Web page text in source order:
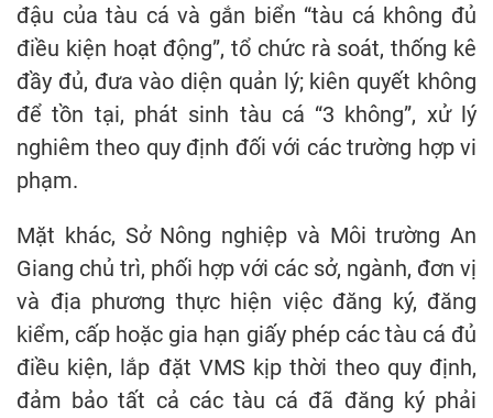
đậu của tàu cá và gắn biển “tàu cá không đủ
điều kiện hoạt động”, tổ chức rà soát, thống kê
đầy đủ, đưa vào diện quản lý; kiên quyết không
để tồn tại, phát sinh tàu cá “3 không”, xử lý
nghiêm theo quy định đối với các trường hợp vi
phạm.
Mặt khác, Sở Nông nghiệp và Môi trường An
Giang chủ trì, phối hợp với các sở, ngành, đơn vị
và địa phương thực hiện việc đăng ký, đăng
kiểm, cấp hoặc gia hạn giấy phép các tàu cá đủ
điều kiện, lắp đặt VMS kịp thời theo quy định,
đảm bảo tất cả các tàu cá đã đăng ký phải